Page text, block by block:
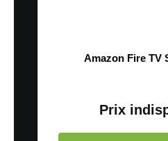
Amazon Fire TV
Prix